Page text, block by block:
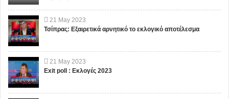
21 May 2023
Τσίπρας: Εξαιρετικά αρνητικό το εκλογικό αποτέλεσμα
21 May 2023
Exit poll : Εκλογές 2023